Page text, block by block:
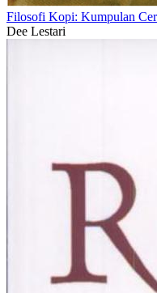
Filosofi Kopi: Kumpulan
Dee Lestari